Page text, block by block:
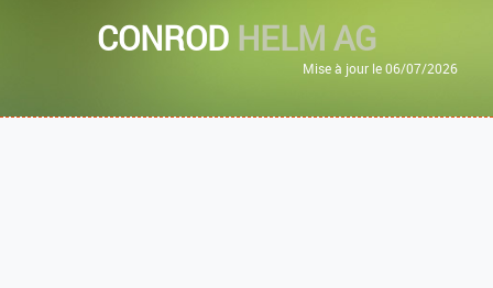
CONROD HELM AG
Mise à jour le 06/07/2026